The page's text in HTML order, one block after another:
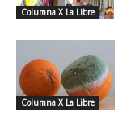
Columna X La Libre
Columna X La Libre